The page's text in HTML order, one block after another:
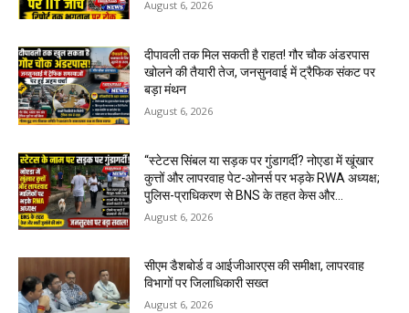
August 6, 2026
दीपावली तक मिल सकती है राहत! गौर चौक अंडरपास
खोलने की तैयारी तेज, जनसुनवाई में ट्रैफिक संकट पर
बड़ा मंथन
August 6, 2026
“स्टेटस सिंबल या सड़क पर गुंडागर्दी? नोएडा में खूंखार
कुत्तों और लापरवाह पेट-ओनर्स पर भड़के RWA अध्यक्ष;
पुलिस-प्राधिकरण से BNS के तहत केस और...
August 6, 2026
सीएम डैशबोर्ड व आईजीआरएस की समीक्षा, लापरवाह
विभागों पर जिलाधिकारी सख्त
August 6, 2026